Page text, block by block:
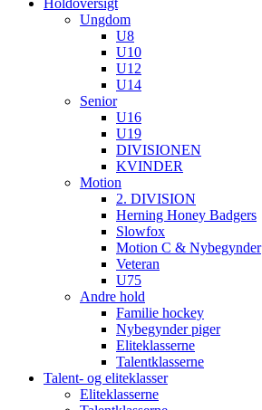
Holdoversigt
Ungdom
U8
U10
U12
U14
Senior
U16
U19
DIVISIONEN
KVINDER
Motion
2. DIVISION
Herning Honey Badgers
Slowfox
Motion C & Nybegynder
Veteran
U75
Andre hold
Familie hockey
Nybegynder piger
Eliteklasserne
Talentklasserne
Talent- og eliteklasser
Eliteklasserne